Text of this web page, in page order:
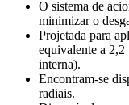
O sistema de
minimizar o
Projetada para
equivalente a 2,2
interna).
Encontram-se
radiais.